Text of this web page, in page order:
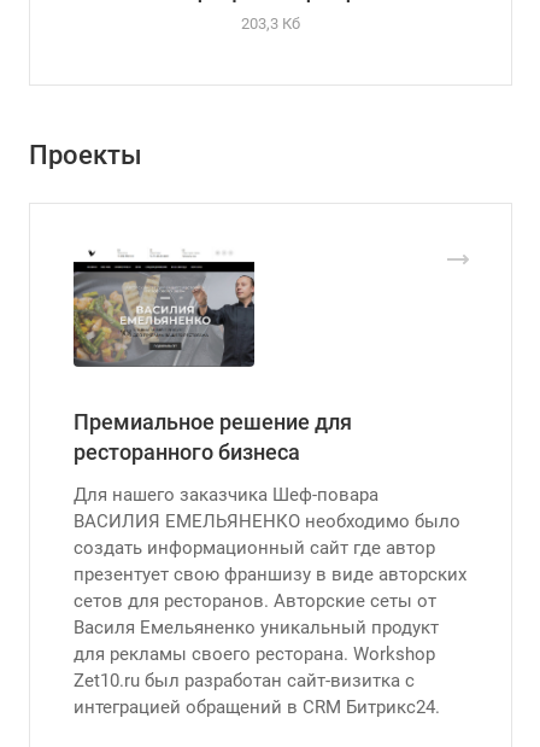
203,3 Кб
Проекты
Премиальное решение для
ресторанного бизнеса
Для нашего заказчика Шеф-повара
ВАСИЛИЯ ЕМЕЛЬЯНЕНКО необходимо было
создать информационный сайт где автор
презентует свою франшизу в виде авторских
сетов для ресторанов. Авторские сеты от
Василя Емельяненко уникальный продукт
для рекламы своего ресторана. Workshop
Zet10.ru был разработан сайт-визитка с
интеграцией обращений в CRM Битрикс24.